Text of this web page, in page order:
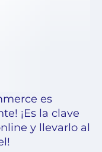
es
¡Es la clave
y llevarlo al